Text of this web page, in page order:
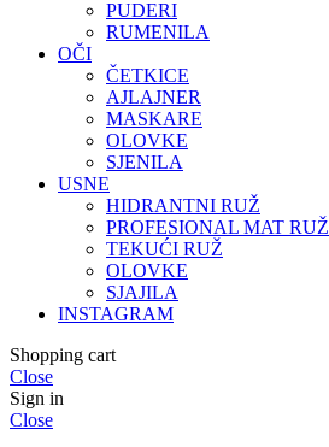
PUDERI
RUMENILA
OČI
ČETKICE
AJLAJNER
MASKARE
OLOVKE
SJENILA
USNE
HIDRANTNI RUŽ
PROFESIONAL MAT RUŽ
TEKUĆI RUŽ
OLOVKE
SJAJILA
INSTAGRAM
Shopping cart
Close
Sign in
Close